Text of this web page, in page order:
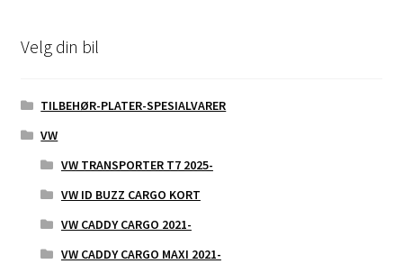
Velg din bil
TILBEHØR-PLATER-SPESIALVARER
VW
VW TRANSPORTER T7 2025-
VW ID BUZZ CARGO KORT
VW CADDY CARGO 2021-
VW CADDY CARGO MAXI 2021-